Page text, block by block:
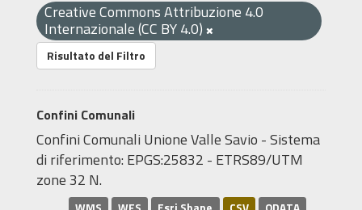
Creative Commons Attribuzione 4.0
Internazionale (CC BY 4.0)
Risultato del Filtro
Confini Comunali
Confini Comunali Unione Valle Savio - Sistema
di riferimento: EPGS:25832 - ETRS89/UTM
zone 32 N.